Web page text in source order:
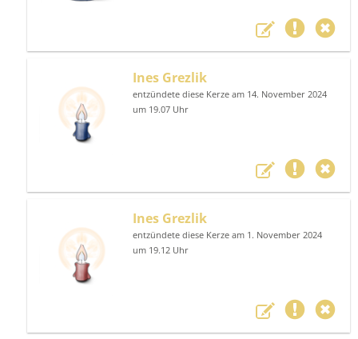
Ines Grezlik
entzündete diese Kerze am 14. November 2024
um 19.07 Uhr
Ines Grezlik
entzündete diese Kerze am 1. November 2024
um 19.12 Uhr